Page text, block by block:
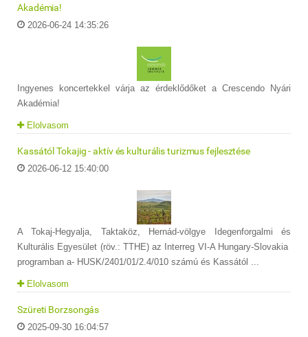
Akadémia!
2026-06-24 14:35:26
Ingyenes koncertekkel várja az érdeklődőket a Crescendo Nyári
Akadémia!
Elolvasom
Kassától Tokajig - aktív és kulturális turizmus fejlesztése
2026-06-12 15:40:00
A Tokaj-Hegyalja, Taktaköz, Hernád-völgye Idegenforgalmi és
Kulturális Egyesület (röv.: TTHE) az Interreg VI-A Hungary-Slovakia
programban a- HUSK/2401/01/2.4/010 számú és Kassától ...
Elolvasom
Szüreti Borzsongás
2025-09-30 16:04:57